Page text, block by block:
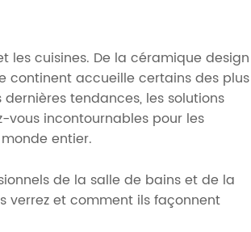
les cuisines. De la céramique design
continent accueille certains des plus
tendances, les solutions
incontournables pour les
entier.
de la salle de bains et de la
verrez et comment ils façonnent